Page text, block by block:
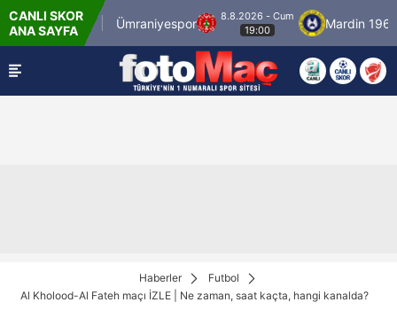
CANLI SKOR
ANA SAYFA
Ümraniyespor
8.8.2026 - Cum
19:00
Mardin 1969
Haberler
Futbol
Al Kholood-Al Fateh maçı İZLE | Ne zaman, saat kaçta, hangi kanalda?